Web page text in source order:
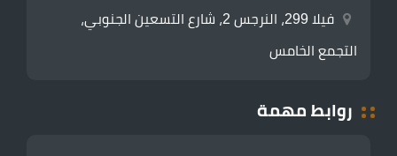
فيلا 299، النرجس 2، شارع التسعين الجنوبي،
التجمع الخامس
روابط مهمة